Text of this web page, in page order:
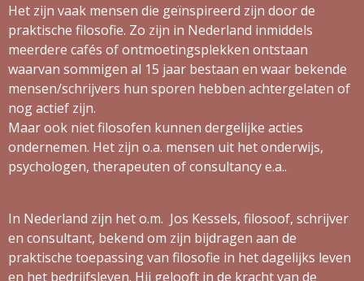
Het zijn vaak mensen die geïnspireerd zijn door de
praktische filosofie. Zo zijn in Nederland inmiddels
meerdere cafés of ontmoetingsplekken ontstaan
waarvan sommigen al 15 jaar bestaan en waar bekende
mensen/schrijvers hun sporen hebben achtergelaten of
nog actief zijn.
Maar ook niet filosofen kunnen dergelijke acties
ondernemen. Het zijn o.a. mensen uit het onderwijs,
psychologen, therapeuten of consultancy e.a..
In Nederland zijn het o.m. Jos Kessels, filosoof, schrijver
en consultant, bekend om zijn bijdragen aan de
praktische toepassing van filosofie in het dagelijks leven
en het bedrijfsleven. Hij gelooft in de kracht van de